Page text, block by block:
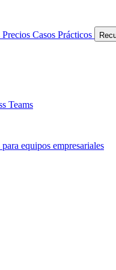
Precios Casos Prácticos
Teams
equipos empresariales